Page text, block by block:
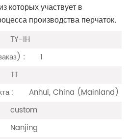
которых участвует в
производства перчаток.
TY-IH
:
1
TT
:
Anhui, China (Mainland)
custom
Nanjing